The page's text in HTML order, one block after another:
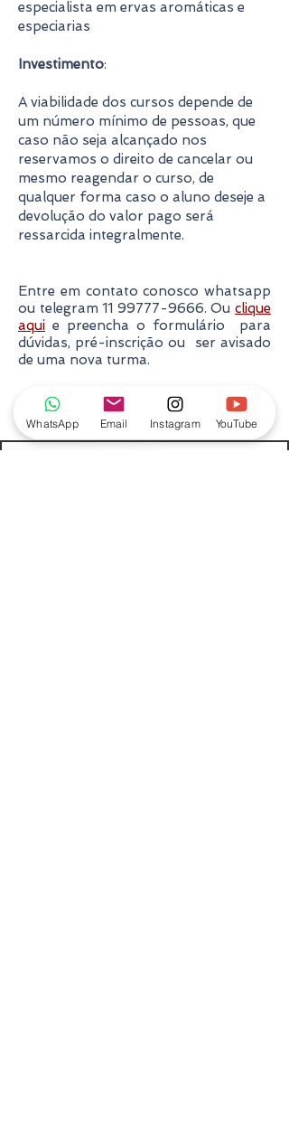
especialista em ervas aromáticas e
especiarias
Investimento:
A viabilidade dos cursos depende de
um número mínimo de pessoas, que
caso não seja alcançado nos
reservamos o direito de cancelar ou
mesmo reagendar o curso, de
qualquer forma caso o aluno deseje a
devolução do valor pago será
ressarcida integralmente.
Entre em contato conosco whatsapp
ou telegram11 99777-9666. Ouclique
aqui e preencha o formulário para
dúvidas, pré-inscrição ou ser avisado
de uma nova turma.
WhatsApp Email Instagram YouTube